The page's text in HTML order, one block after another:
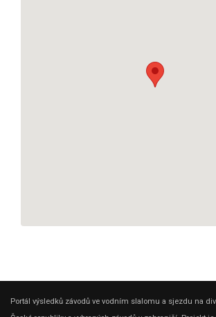
Portál výsledků závodů ve vodním slalomu a sjezdu na